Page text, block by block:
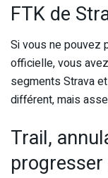
FTK de
Si vous ne pouvez
officielle, vous
segments Strava
différent, mais
Trail,